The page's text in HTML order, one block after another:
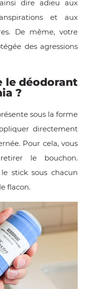
dire adieu aux
et aux
De même, votre
des agressions
le déodorant
?
sous la forme
directement
Pour cela, vous
le bouchon.
stick sous chacun
flacon.